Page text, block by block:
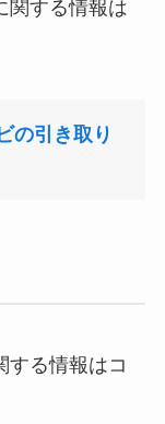
関する情報は
の引き取り
する情報はコ